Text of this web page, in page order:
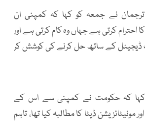
نے جمعہ کو کہا کہ کمپنی ان
احترام کرتی ہے جہاں وہ کام کرتی ہے اور
ڈیجیٹل کے ساتھ حل کرنے کی کوشش کر
کہا کہ حکومت نے کمپنی سے اس کے
ڈیٹا کا مطالبہ کیا تھا، تاہم